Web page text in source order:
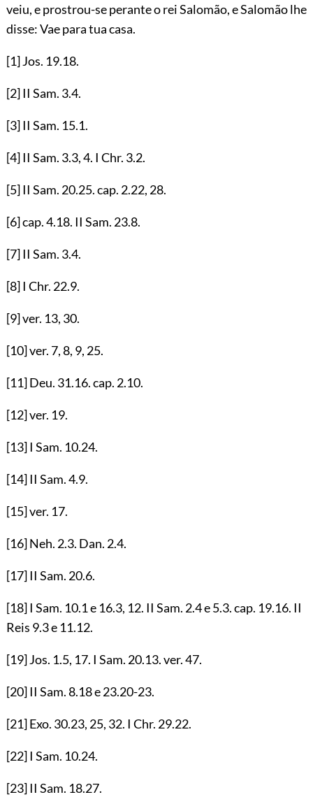
veiu, e prostrou-se perante o rei Salomão, e Salomão lhe
disse: Vae para tua casa.
[1]Jos. 19.18.
[2]II Sam. 3.4.
[3]II Sam. 15.1.
[4]II Sam. 3.3,4. I Chr. 3.2.
[5]II Sam. 20.25. cap. 2.22, 28.
[6]cap.4.18. II Sam. 23.8.
[7]II Sam. 3.4.
[8]I Chr. 22.9.
[9]ver. 13, 30.
[10]ver. 7,8, 9, 25.
[11]Deu. 31.16. cap. 2.10.
[12]ver. 19.
[13]I Sam. 10.24.
[14]II Sam.4.9.
[15]ver. 17.
[16]Neh. 2.3. Dan. 2.4.
[17]II Sam. 20.6.
[18]I Sam. 10.1e 16.3, 12. II Sam. 2.4e5.3. cap. 19.16. II
Reis 9.3e 11.12.
[19]Jos. 1.5, 17. I Sam. 20.13. ver.47.
[20]II Sam.8.18e23.20-23.
[21]Exo. 30.23, 25, 32. I Chr. 29.22.
[22]I Sam. 10.24.
[23]II Sam. 18.27.